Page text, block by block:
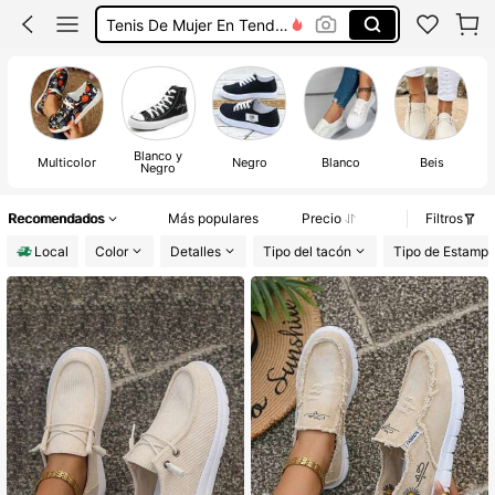
Zapatillas Para Mujer
Zapatos De Mujer
Multicolor Blanco y
Negro Negro Blanco Beis
Recomendados Más populares Precio
Filtros
Local
Color Detalles Tipo del tacón Tipo de